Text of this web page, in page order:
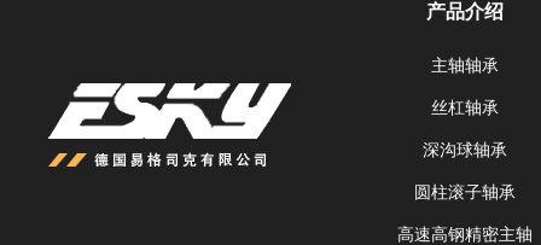
产品介绍
主轴轴承
丝杠轴承
深沟球轴承
圆柱滚子轴承
高速高钢精密主轴